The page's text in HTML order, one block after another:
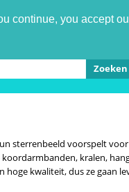
continue, you accept
Zoeken
sterrenbeeld voorspelt
kralen,
hoge kwaliteit, dus ze gaan